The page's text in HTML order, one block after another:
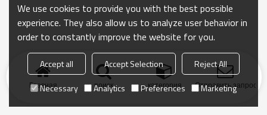
Главная поиск категория Отправить запрос
We use cookies to provide you with the best possible
experience. They also allow us to analyze user behavior in
order to constantly improve the website for you.
Accept all Accept Selection
Reject All
Necessary
Analytics Preferences Marketing